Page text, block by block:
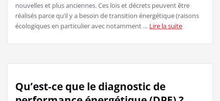
nouvelles et plus anciennes. Ces lois et décrets peuvent être
réalisés parce qu’il y a besoin de transition énergétique (raisons
écologiques en particulier avec notamment … Lire la suite
Qu’est-ce que le diagnostic de